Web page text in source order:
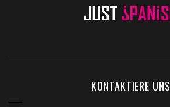
KONTAKTIERE UNS